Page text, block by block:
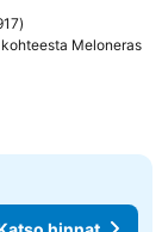
Meloneras